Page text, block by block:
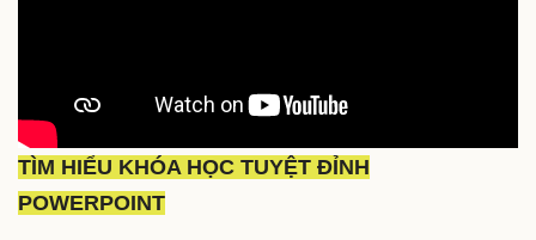
TÌM HIỂU KHÓA HỌC TUYỆT ĐỈNH
POWERPOINT